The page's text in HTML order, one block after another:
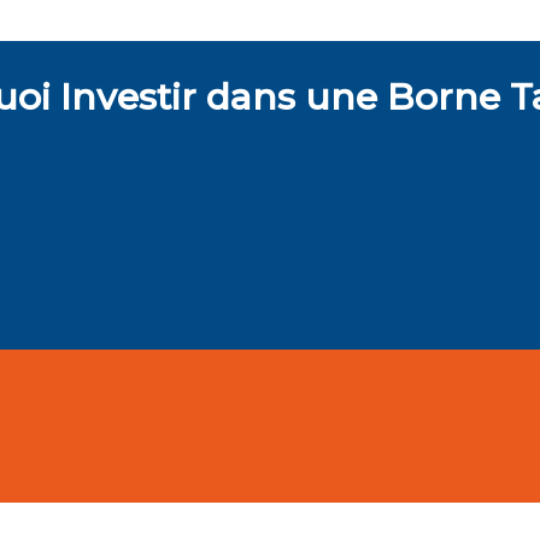
Investir dans une Borne